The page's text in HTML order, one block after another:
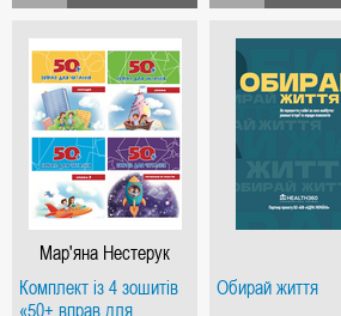
Мар'яна Нестерук
Комплект із 4 зошитів
«50+ вправ для
Обирай життя